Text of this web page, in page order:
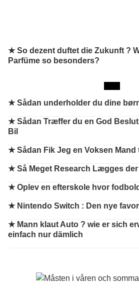
★ So dezent duftet die Zukunft ?
Parfüme so besonders?
★Sådan underholder du dine
★Sådan Træffer du en God
Bil
★Sådan Fik Jeg en Voksen
★Så Meget Research Lægges
★Oplev en efterskole hvor
★ Nintendo Switch : Den nye
★ Mann klaut Auto ? wie er sich
einfach nur dämlich